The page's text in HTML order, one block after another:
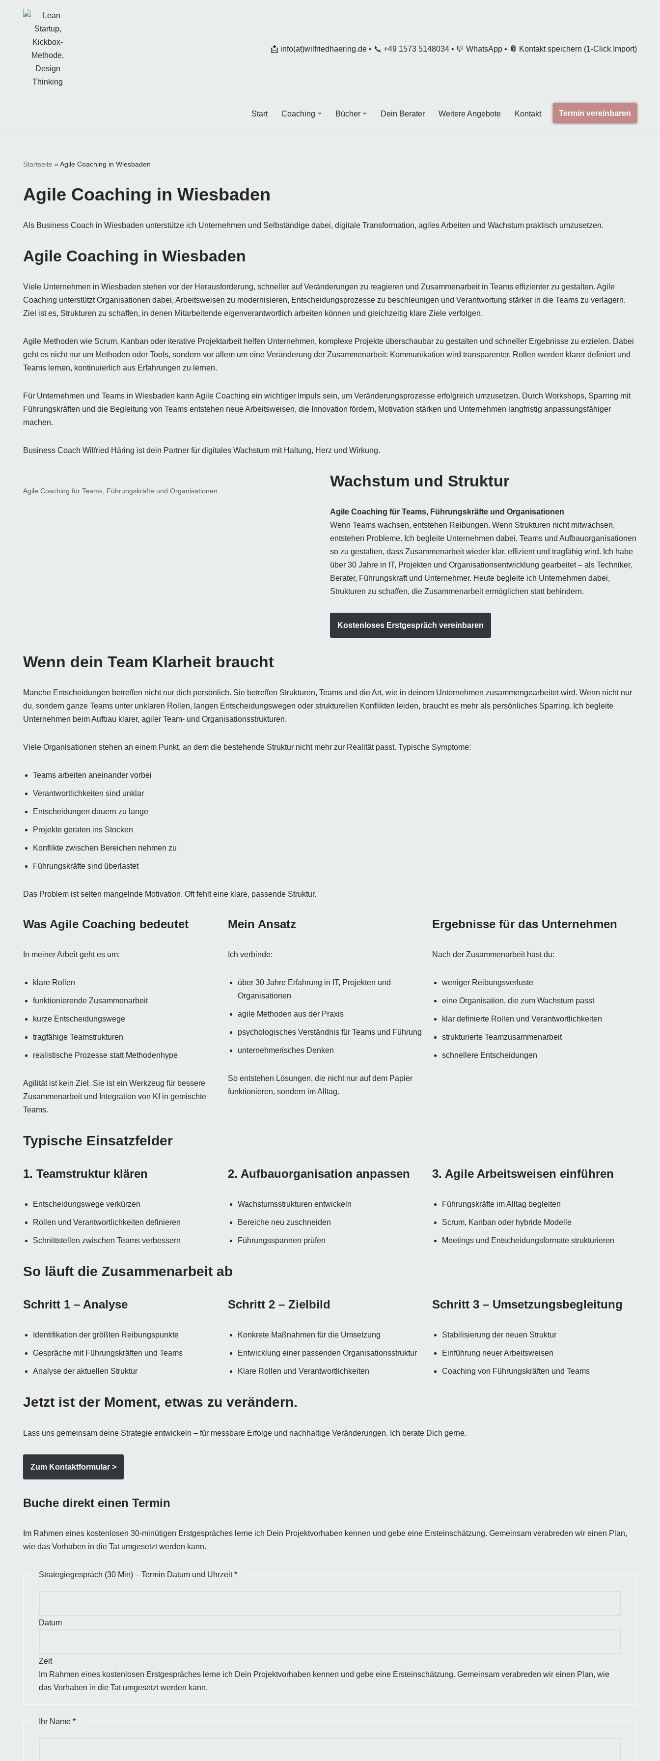
springen
📩 info(at)wilfriedhaering.de • 📞 +49 1573 5148034 • 💬 WhatsApp • 📎 Kontakt speichern (1-Click Import)
Start Coaching Bücher Dein Berater Weitere Angebote Kontakt Termin vereinbaren
Startseite »Agile Coaching in Wiesbaden
Agile Coaching in Wiesbaden
Als Business Coach in Wiesbaden unterstütze ich Unternehmen und Selbständige dabei, digitale Transformation, agiles Arbeiten und Wachstum praktisch umzusetzen.
Agile Coaching in Wiesbaden
Viele Unternehmen in Wiesbaden stehen vor der Herausforderung, schneller auf Veränderungen zu reagieren und Zusammenarbeit in Teams effizienter zu gestalten. Agile
Coaching unterstützt Organisationen dabei, Arbeitsweisen zu modernisieren, Entscheidungsprozesse zu beschleunigen und Verantwortung stärker in die Teams zu verlagern.
Ziel ist es, Strukturen zu schaffen, in denen Mitarbeitende eigenverantwortlich arbeiten können und gleichzeitig klare Ziele verfolgen.
Agile Methoden wie Scrum, Kanban oder iterative Projektarbeit helfen Unternehmen, komplexe Projekte überschaubar zu gestalten und schneller Ergebnisse zu erzielen. Dabei
geht es nicht nur um Methoden oder Tools, sondern vor allem um eine Veränderung der Zusammenarbeit: Kommunikation wird transparenter, Rollen werden klarer definiert und
Teams lernen, kontinuierlich aus Erfahrungen zu lernen.
Für Unternehmen und Teams in Wiesbaden kann Agile Coaching ein wichtiger Impuls sein, um Veränderungsprozesse erfolgreich umzusetzen. Durch Workshops, Sparring mit
Führungskräften und die Begleitung von Teams entstehen neue Arbeitsweisen, die Innovation fördern, Motivation stärken und Unternehmen langfristig anpassungsfähiger
machen.
Business Coach Wilfried Häring ist dein Partner für digitales Wachstum mit Haltung, Herz und Wirkung.
Agile Coaching für Teams, Führungskräfte und Organisationen.
Wachstum und Struktur
Agile Coaching für Teams, Führungskräfte und Organisationen
Wenn Teams wachsen, entstehen Reibungen. Wenn Strukturen nicht mitwachsen,
entstehen Probleme. Ich begleite Unternehmen dabei, Teams und Aufbauorganisationen
so zu gestalten, dass Zusammenarbeit wieder klar, effizient und tragfähig wird. Ich habe
über 30 Jahre in IT, Projekten und Organisationsentwicklung gearbeitet – als Techniker,
Berater, Führungskraft und Unternehmer. Heute begleite ich Unternehmen dabei,
Strukturen zu schaffen, die Zusammenarbeit ermöglichen statt behindern.
Kostenloses Erstgespräch vereinbaren
Wenn dein Team Klarheit braucht
Manche Entscheidungen betreffen nicht nur dich persönlich. Sie betreffen Strukturen, Teams und die Art, wie in deinem Unternehmen zusammengearbeitet wird. Wenn nicht nur
du, sondern ganze Teams unter unklaren Rollen, langen Entscheidungswegen oder strukturellen Konflikten leiden, braucht es mehr als persönliches Sparring. Ich begleite
Unternehmen beim Aufbau klarer, agiler Team- und Organisationsstrukturen.
Viele Organisationen stehen an einem Punkt, an dem die bestehende Struktur nicht mehr zur Realität passt. Typische Symptome:
Teams arbeiten aneinander vorbei
Verantwortlichkeiten sind unklar
Entscheidungen dauern zu lange
Projekte geraten ins Stocken
Konflikte zwischen Bereichen nehmen zu
Führungskräfte sind überlastet
Das Problem ist selten mangelnde Motivation. Oft fehlt eine klare, passende Struktur.
Was Agile Coaching bedeutet
In meiner Arbeit geht es um:
klare Rollen
funktionierende Zusammenarbeit
kurze Entscheidungswege
tragfähige Teamstrukturen
realistische Prozesse statt Methodenhype
Agilität ist kein Ziel. Sie ist ein Werkzeug für bessere
Zusammenarbeit und Integration von KI in gemischte
Teams.
Mein Ansatz
Ich verbinde:
über 30 Jahre Erfahrung in IT, Projekten und
Organisationen
agile Methoden aus der Praxis
psychologisches Verständnis für Teams und Führung
unternehmerisches Denken
So entstehen Lösungen, die nicht nur auf dem Papier
funktionieren, sondern im Alltag.
Ergebnisse für das Unternehmen
Nach der Zusammenarbeit hast du:
weniger Reibungsverluste
eine Organisation, die zum Wachstum passt
klar definierte Rollen und Verantwortlichkeiten
strukturierte Teamzusammenarbeit
schnellere Entscheidungen
Typische Einsatzfelder
1. Teamstruktur klären
Entscheidungswege verkürzen
Rollen und Verantwortlichkeiten definieren
Schnittstellen zwischen Teams verbessern
2. Aufbauorganisation anpassen
Wachstumsstrukturen entwickeln
Bereiche neu zuschneiden
Führungsspannen prüfen
3. Agile Arbeitsweisen einführen
Führungskräfte im Alltag begleiten
Scrum, Kanban oder hybride Modelle
Meetings und Entscheidungsformate strukturieren
So läuft die Zusammenarbeit ab
Schritt 1 – Analyse
Identifikation der größten Reibungspunkte
Gespräche mit Führungskräften und Teams
Analyse der aktuellen Struktur
Schritt 2 – Zielbild
Konkrete Maßnahmen für die Umsetzung
Entwicklung einer passenden Organisationsstruktur
Klare Rollen und Verantwortlichkeiten
Schritt 3 – Umsetzungsbegleitung
Stabilisierung der neuen Struktur
Einführung neuer Arbeitsweisen
Coaching von Führungskräften und Teams
Jetzt ist der Moment, etwas zu verändern.
Lass uns gemeinsam deine Strategie entwickeln – für messbare Erfolge und nachhaltige Veränderungen. Ich berate Dich gerne.
Zum Kontaktformular >
Buche direkt einen Termin
Im Rahmen eines kostenlosen 30-minütigen Erstgespräches lerne ich Dein Projektvorhaben kennen und gebe eine Ersteinschätzung. Gemeinsam verabreden wir einen Plan,
wie das Vorhaben in die Tat umgesetzt werden kann.
Strategiegespräch (30 Min) – Termin Datum und Uhrzeit*
Datum
Zeit
Im Rahmen eines kostenlosen Erstgespräches lerne ich Dein Projektvorhaben kennen und gebe eine Ersteinschätzung. Gemeinsam verabreden wir einen Plan, wie
das Vorhaben in die Tat umgesetzt werden kann.
Ihr Name *